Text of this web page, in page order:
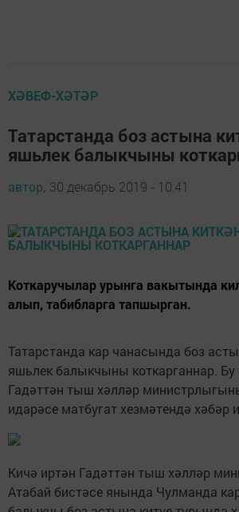
ХӘВЕФ-ХӘТӘР
Татарстанда боз астына
яшьлек балыкчыны
автор, 30 декабрь 2019 - 10:41
Коткаручылар урынга вакытында
алып, табибларга тапшырган.
Татарстанда кар чанасында боз
яшьлек балыкчыны коткарганнар. Бу
Гадәттән тыш хәлләр
идарәсе матбугат хезмәтендә хәбәр
Кичә иртән Гадәттән тыш хәлләр
Атабай бистәсе янында Чулманда